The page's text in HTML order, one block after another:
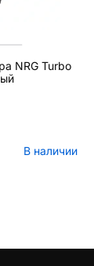
NRG Turbo
В наличии